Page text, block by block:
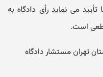
می نماید رأی دادگاه به